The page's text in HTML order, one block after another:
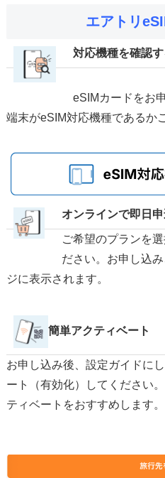
エアトリ
対応機種を確認す
eSIMカードをお
端末がeSIM対応機種であるか
オンラインで即日
ご希望のプランを
ださい。お申し込
ジに表示されます。
簡単アクティベート
お申し込み後、設定ガイドに
ート（有効化）してください
ティベートをおすすめします。